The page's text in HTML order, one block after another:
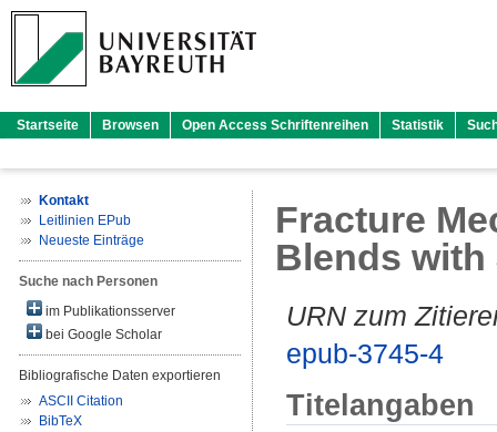
Startseite Browsen Open Access Schriftenreihen Statistik
Kontakt
Leitlinien EPub
Neueste Einträge
Suche nach Personen
im Publikationsserver
bei Google Scholar
Bibliografische Daten exportieren
ASCII Citation
BibTeX
Fracture
Blends
URN zum
epub-3745-4
Titelangaben